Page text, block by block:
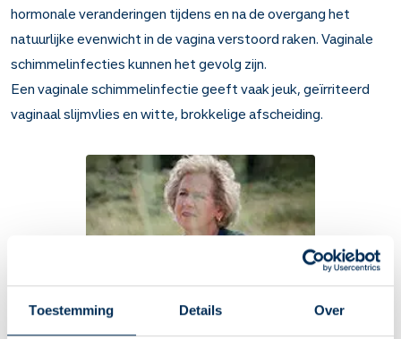
Toestemming Details Over
hormonale veranderingen tijdens en na de overgang het
natuurlijke evenwicht in de vagina verstoord raken. Vaginale
schimmelinfecties kunnen het gevolg zijn.
Een vaginale schimmelinfectie geeft vaak jeuk, geïrriteerd
vaginaal slijmvlies en witte, brokkelige afscheiding.